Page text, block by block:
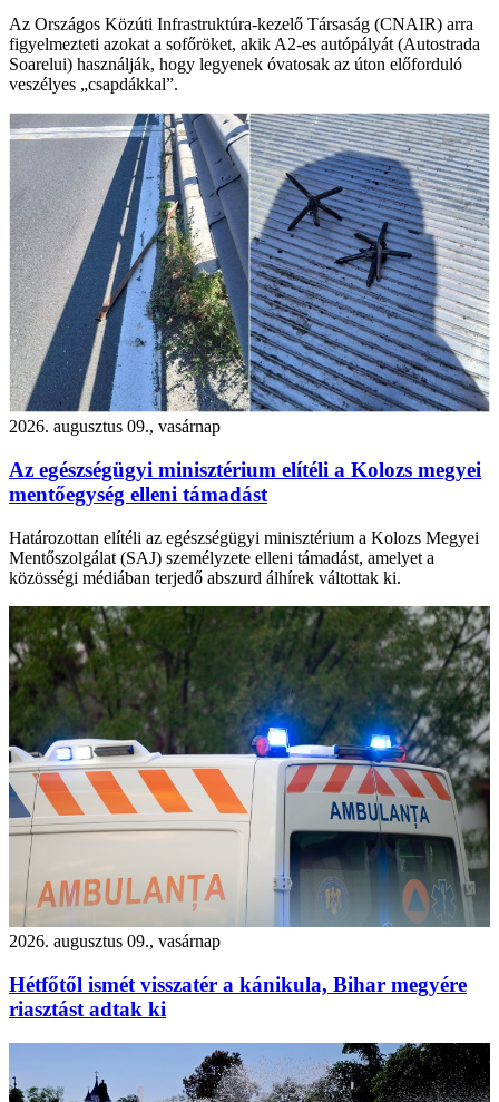
Az Országos Közúti Infrastruktúra-kezelő Társaság (CNAIR) arra
figyelmezteti azokat a sofőröket, akik A2-es autópályát (Autostrada
Soarelui) használják, hogy legyenek óvatosak az úton előforduló
veszélyes „csapdákkal”.
2026. augusztus 09., vasárnap
Az egészségügyi minisztérium elítéli a Kolozs megyei
mentőegység elleni támadást
Határozottan elítéli az egészségügyi minisztérium a Kolozs Megyei
Mentőszolgálat (SAJ) személyzete elleni támadást, amelyet a
közösségi médiában terjedő abszurd álhírek váltottak ki.
2026. augusztus 09., vasárnap
Hétfőtől ismét visszatér a kánikula, Bihar megyére
riasztást adtak ki